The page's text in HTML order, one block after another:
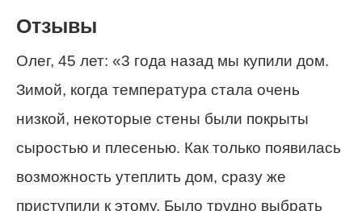
Отзывы
Олег, 45 лет: «3 года назад мы купили дом.
Зимой, когда температура стала очень
низкой, некоторые стены были покрыты
сыростью и плесенью. Как только появилась
возможность утеплить дом, сразу же
приступили к этому. Было трудно выбрать